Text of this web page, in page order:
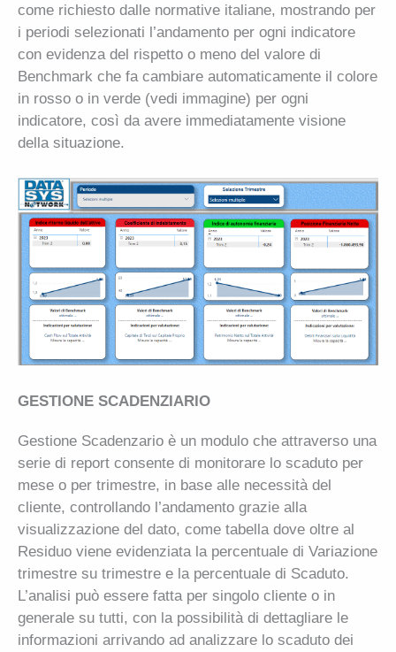
come richiesto dalle normative italiane, mostrando per
i periodi selezionati l’andamento per ogni indicatore
con evidenza del rispetto o meno del valore di
Benchmark che fa cambiare automaticamente il colore
in rosso o in verde (vedi immagine) per ogni
indicatore, così da avere immediatamente visione
della situazione.
GESTIONE SCADENZIARIO
Gestione Scadenzario è un modulo che attraverso una
serie di report consente di monitorare lo scaduto per
mese o per trimestre, in base alle necessità del
cliente, controllando l’andamento grazie alla
visualizzazione del dato, come tabella dove oltre al
Residuo viene evidenziata la percentuale di Variazione
trimestre su trimestre e la percentuale di Scaduto.
L’analisi può essere fatta per singolo cliente o in
generale su tutti, con la possibilità di dettagliare le
informazioni arrivando ad analizzare lo scaduto dei